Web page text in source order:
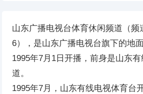
山东广播电视台体育休闲频道（频
6），是山东广播电视台旗下的地
1995年7月1日开播，前身是山东
道。
1995年7月，山东有线电视体育台